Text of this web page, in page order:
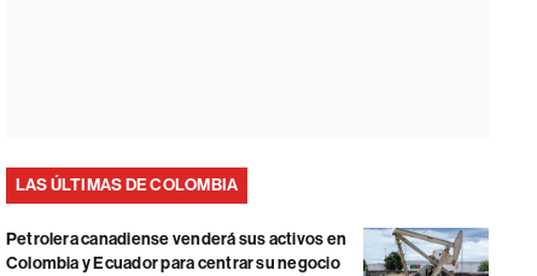
LAS ÚLTIMAS DE COLOMBIA
Petrolera canadiense venderá sus activos en
Colombia y Ecuador para centrar su negocio